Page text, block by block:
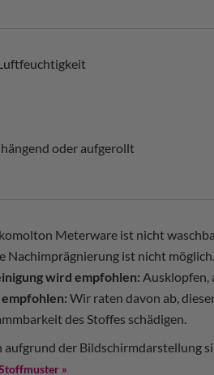
oder aufgerollt
Meterware ist nicht
Nachimprägnierung ist nicht möglich.
wird empfohlen: Ausklopfen,
Wir raten davon ab,
des Stoffes schädigen.
aufgrund der Bildschirmdarstellung
»